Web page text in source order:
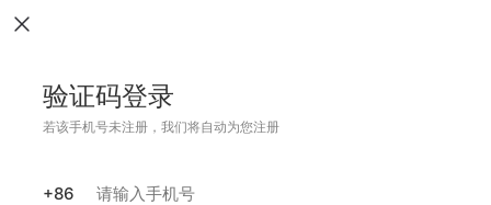
验证码登录
若该手机号未注册，我们将自动为您注册
+86